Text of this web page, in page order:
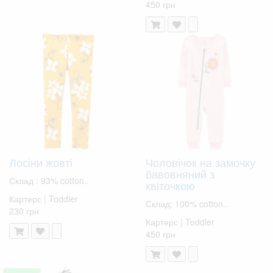
450 грн
Лосіни жовті
Склад : 93% cotton..
Картерс | Toddler
230 грн
Чоловічок на замочку
бавовняний з
квіточкою
Склад: 100% cotton..
Картерс | Toddler
450 грн